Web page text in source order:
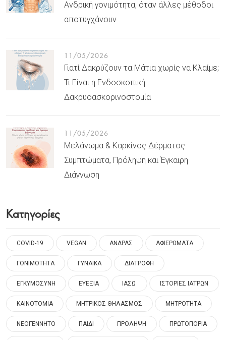
Ανδρική γονιμότητα, όταν άλλες μέθοδοι
αποτυγχάνουν
11/05/2026
Γιατί Δακρύζουν τα Μάτια χωρίς να Κλαίμε;
Τι Είναι η Ενδοσκοπική
Δακρυοασκορινοστομία
11/05/2026
Μελάνωμα & Καρκίνος Δέρματος:
Συμπτώματα, Πρόληψη και Έγκαιρη
Διάγνωση
Κατηγορίες
COVID-19 VEGAN ΑΝΔΡΑΣ ΑΦΙΕΡΩΜΑΤΑ
ΓΟΝΙΜΟΤΗΤΑ ΓΥΝΑΙΚΑ ΔΙΑΤΡΟΦΗ
ΕΓΚΥΜΟΣΥΝΗ ΕΥΕΞΙΑ ΙΑΣΩ ΙΣΤΟΡΙΕΣ ΙΑΤΡΩΝ
ΚΑΙΝΟΤΟΜΙΑ ΜΗΤΡΙΚΟΣ ΘΗΛΑΣΜΟΣ ΜΗΤΡΟΤΗΤΑ
ΝΕΟΓΕΝΝΗΤΟ ΠΑΙΔΙ ΠΡΟΛΗΨΗ ΠΡΩΤΟΠΟΡΙΑ